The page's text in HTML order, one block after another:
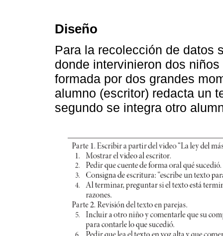
Diseño
Para la recolección de datos
donde intervinieron dos
formada por dos grandes
alumno (escritor) redacta un
segundo se integra otro